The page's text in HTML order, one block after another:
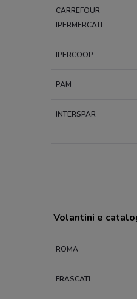
CARREFOUR
IPERMERCATI
IPERCOOP
PAM
INTERSPAR
Volantini e
ROMA
FRASCATI